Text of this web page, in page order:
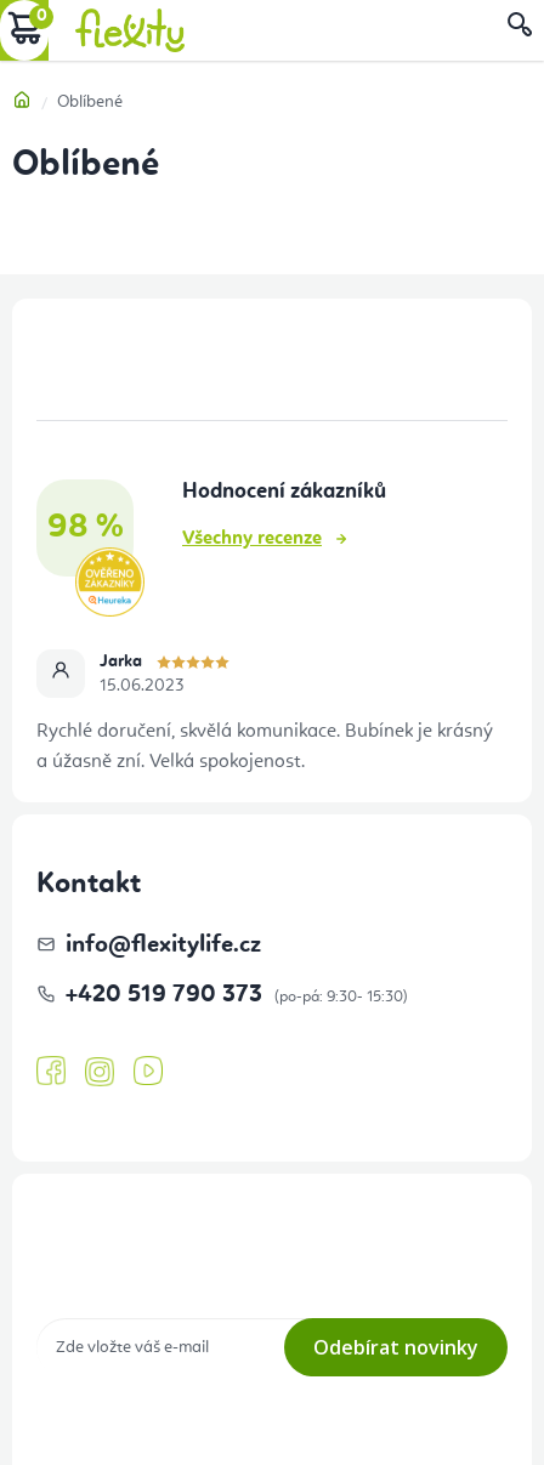
Přejít
na
NÁKUPNÍ
DomůOblíbené
Oblíbené
98 %
Hodnocení zákazníků
Všechny recenze
Jarka
15.06.2023
Rychlé doručení, skvělá komunikace. Bubínek je krásný
a úžasně zní. Velká spokojenost.
Kontakt
info@flexitylife.cz
+420 519 790 373
Odebírat novinky